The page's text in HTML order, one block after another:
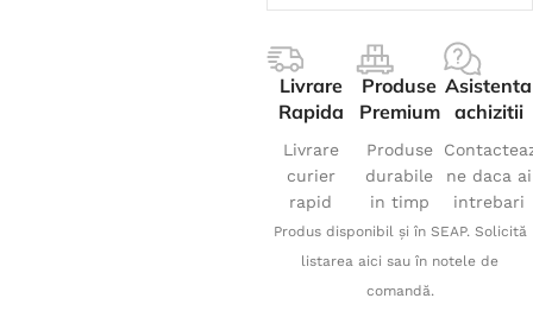
Livrare
Rapida
Livrare
curier
rapid
Produse
Premium
Produse
durabile
in timp
Asistenta
achizitii
ne daca ai
intrebari
Produs disponibil și în SEAP. Solicită
listarea aici sau în notele de
comandă.